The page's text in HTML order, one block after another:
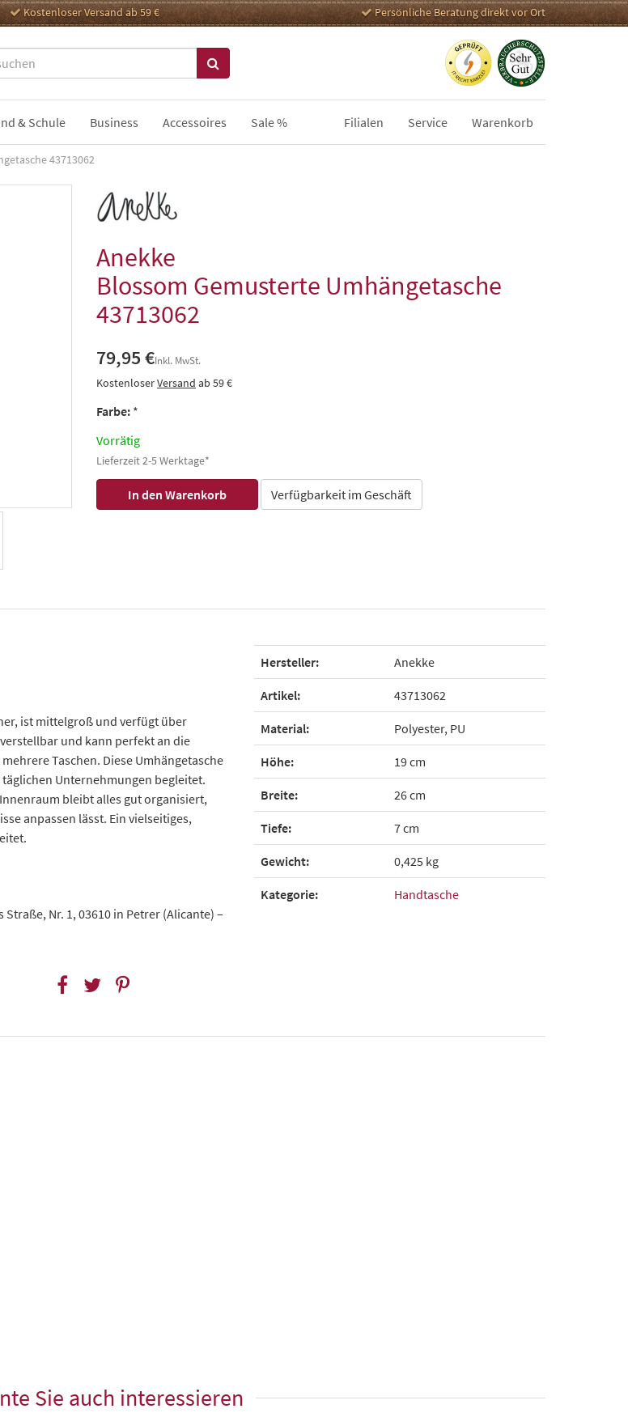
Kostenloser Versand ab 59 € Persönliche Beratung direkt vor Ort
& Schule Business Accessoires Sale % Filialen Service Warenkorb
43713062
Anekke
Blossom Gemusterte Umhängetasche
43713062
79,95 €Inkl. MwSt.
KostenloserVersand ab 59 €
Farbe: *
Vorrätig
Lieferzeit 2-5 Werktage*
Verfügbarkeit im Geschäft
ist mittelgroß und verfügt über
und kann perfekt an die
Taschen. Diese Umhängetasche
Unternehmungen begleitet.
bleibt alles gut organisiert,
anpassen lässt. Ein vielseitiges,
Straße, Nr. 1, 03610 in Petrer (Alicante) –
Hersteller: Anekke
Artikel: 43713062
Material: Polyester, PU
Höhe: 19 cm
Breite: 26 cm
Tiefe: 7 cm
Gewicht: 0,425 kg
Kategorie: Handtasche
Sie auch interessieren